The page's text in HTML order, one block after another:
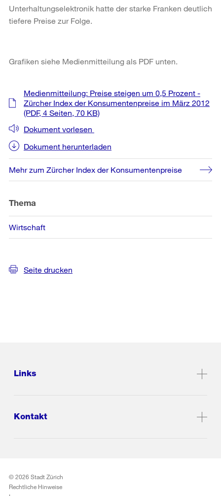
Unterhaltungselektronik hatte der starke Franken deutlich
tiefere Preise zur Folge.
Grafiken siehe Medienmitteilung als PDF unten.
Weitere
Informationen
Medienmitteilung: Preise steigen um 0,5 Prozent -
Zürcher Index der Konsumentenpreise im März 2012
(PDF, 4 Seiten, 70 KB)
Dokument vorlesen
Dokument herunterladen
Mehr zum Zürcher Index der Konsumentenpreise
Thema
Wirtschaft
Seite drucken
Links
Kontakt
© 2026 Stadt Zürich
Rechtliche Hinweise